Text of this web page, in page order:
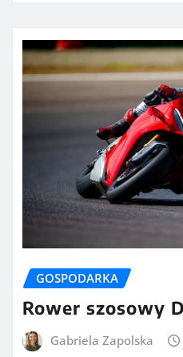
GOSPODARKA
Rower szosowy
Gabriela Zapolska